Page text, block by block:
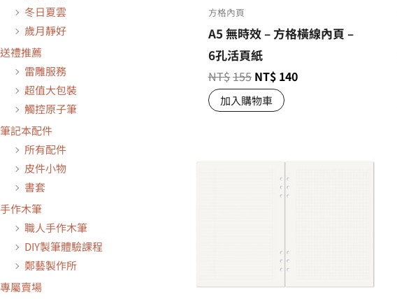
冬日夏雲
歲月靜好
送禮推薦
雷雕服務
超值大包裝
觸控原子筆
筆記本配件
所有配件
皮件小物
書套
手作木筆
職人手作木筆
DIY製筆體驗課程
鄭藝製作所
專屬賣場
方格內頁
A5 無時效 – 方格橫線內頁 –
6孔活頁紙
NT$155 NT$ 140
加入購物車